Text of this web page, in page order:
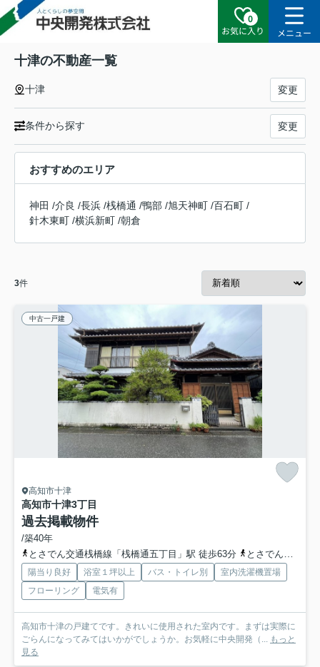
0
お気に入り
メニュー
十津の不動産一覧
十津 変更
条件から探す 変更
おすすめのエリア
神田 /介良 /長浜 /桟橋通 /鴨部 /旭天神町 /百石町 /
針木東町 /横浜新町 /朝倉
3件
中古一戸建
高知市十津
高知市十津3丁目
過去掲載物件
/築40年
とさでん交通桟橋線「桟橋通五丁目」駅 徒歩63分
とさでん交通「十津」バス停下車 徒歩3分
陽当り良好 浴室１坪以上 バス・トイレ別
室内洗濯機置場
フローリング
電気有
高知市十津の戸建てです。きれいに使用された室内です。まずは実際に
ごらんになってみてはいかがでしょうか。お気軽に中央開発（...
もっと
見る